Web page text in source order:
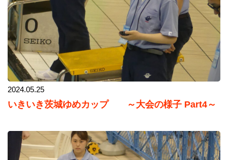
2024.05.25
いきいき茨城ゆめカップ ～大会の様子 Part4～